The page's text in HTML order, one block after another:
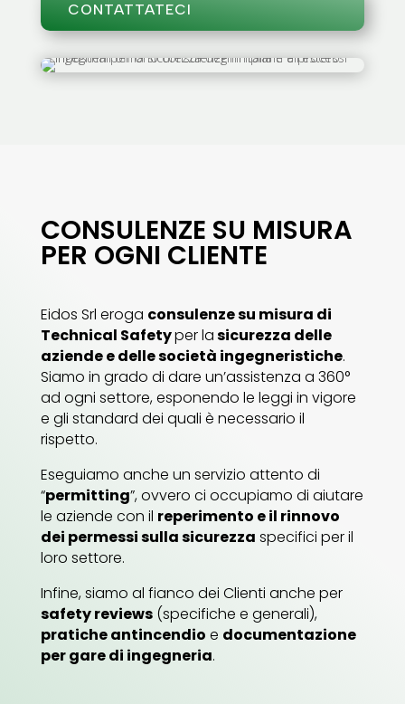
CONTATTATECI
CONSULENZE SU MISURA
PER OGNI CLIENTE
Eidos Srl eroga consulenze su misura di
Technical Safetyper lasicurezza delle
aziende e delle società ingegneristiche.
Siamo in grado di dare un’assistenza a 360°
ad ogni settore, esponendo le leggi in vigore
e gli standard dei quali è necessario il
rispetto.
Eseguiamo anche un servizio attento di
“permitting”, ovvero ci occupiamo di aiutare
le aziende con il reperimento e il rinnovo
dei permessi sulla sicurezza specifici per il
loro settore.
Infine, siamo al fianco dei Clienti anche per
safety reviews(specifiche e generali),
pratiche antincendio e documentazione
per gare di ingegneria.